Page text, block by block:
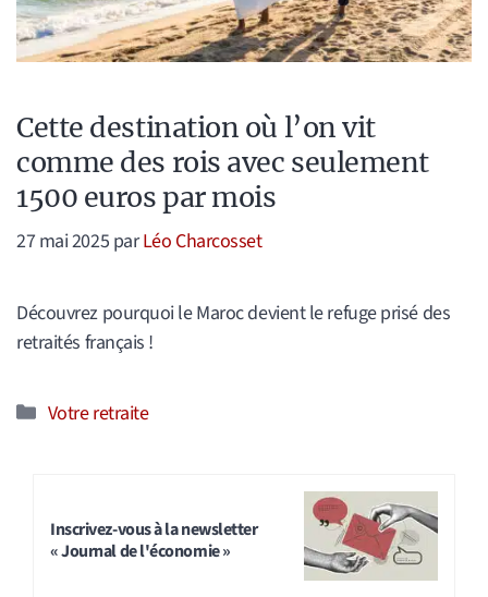
Cette destination où l’on vit
comme des rois avec seulement
1500 euros par mois
27 mai 2025 parLéo Charcosset
Découvrez pourquoi le Maroc devient le refuge prisé des
retraités français !
Catégories
Votre retraite
Inscrivez-vous à la newsletter
« Journal de l'économie »